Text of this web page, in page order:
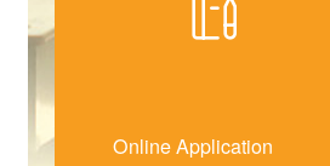
Online Application